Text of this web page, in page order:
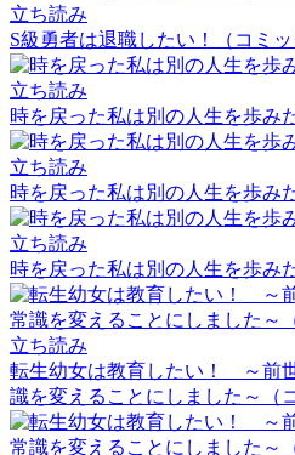
立ち読み
S級勇者は退職したい！（コミ
立ち読み
時を戻った私は別の人生を歩
立ち読み
時を戻った私は別の人生を歩
立ち読み
時を戻った私は別の人生を歩
立ち読み
転生幼女は教育したい！ ～前
識を変えることにしました～